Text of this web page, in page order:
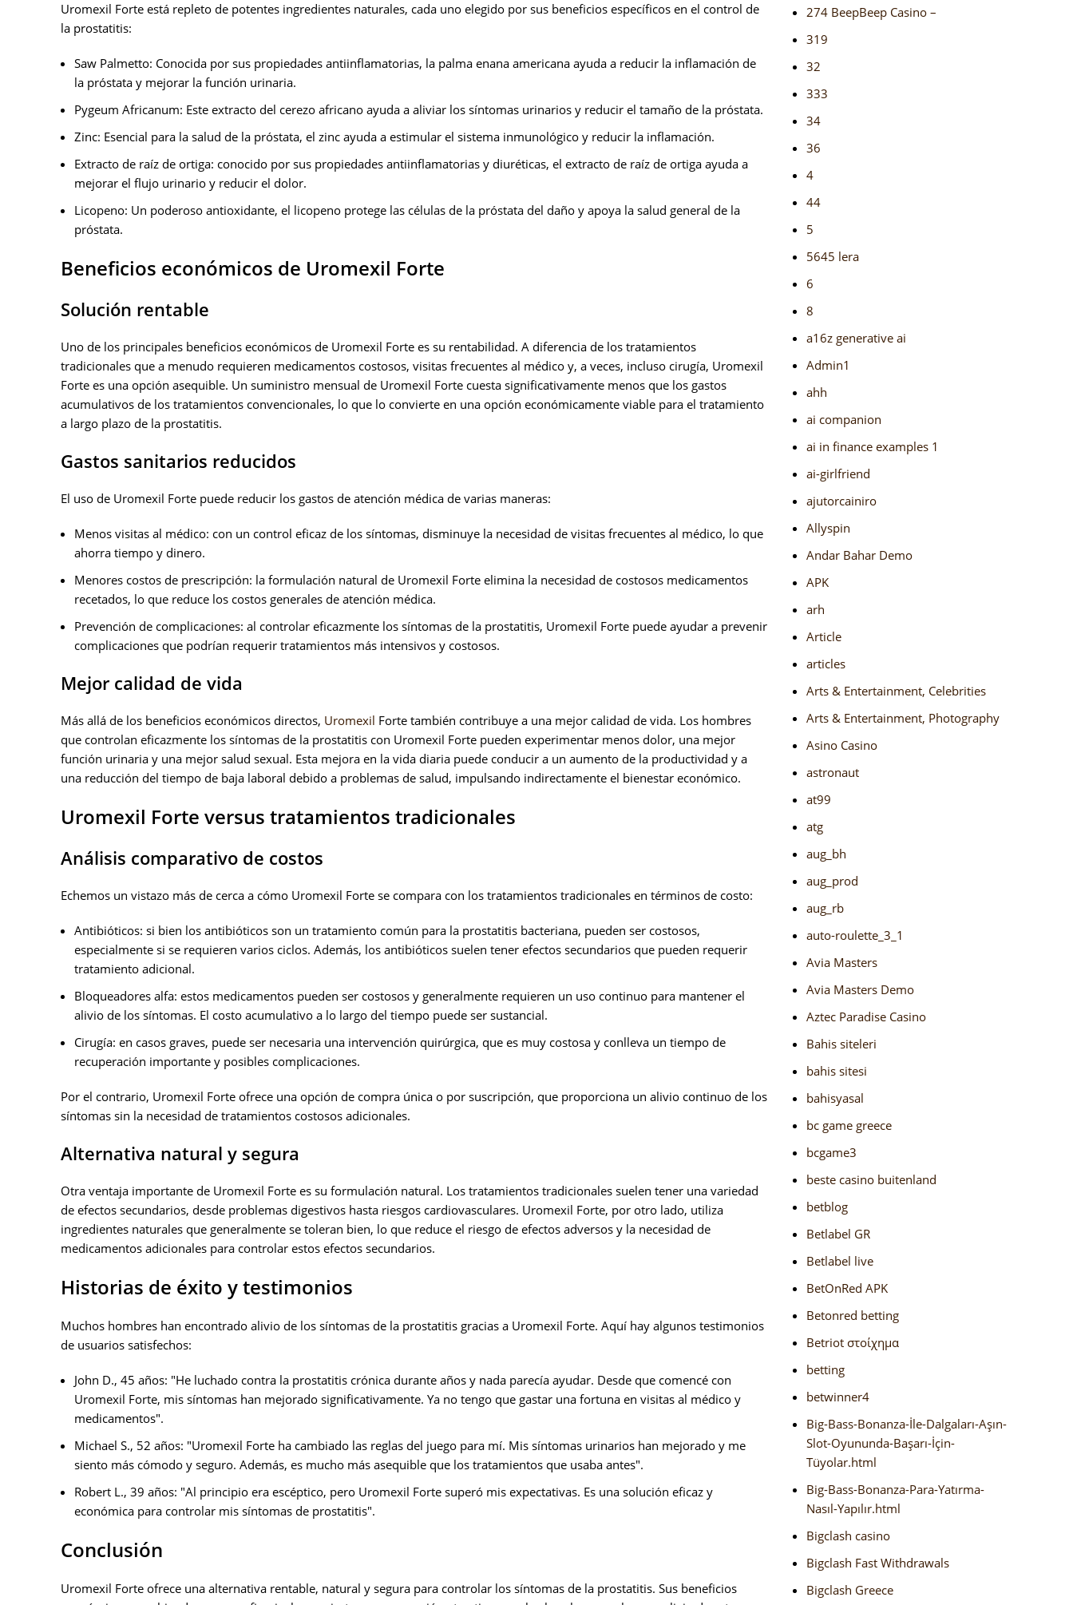
Uromexil Forte está repleto de potentes ingredientes naturales, cada uno elegido por sus beneficios específicos en el control de
la prostatitis:
Saw Palmetto: Conocida por sus propiedades antiinflamatorias, la palma enana americana ayuda a reducir la inflamación de
la próstata y mejorar la función urinaria.
Pygeum Africanum: Este extracto del cerezo africano ayuda a aliviar los síntomas urinarios y reducir el tamaño de la próstata.
Zinc: Esencial para la salud de la próstata, el zinc ayuda a estimular el sistema inmunológico y reducir la inflamación.
Extracto de raíz de ortiga: conocido por sus propiedades antiinflamatorias y diuréticas, el extracto de raíz de ortiga ayuda a
mejorar el flujo urinario y reducir el dolor.
Licopeno: Un poderoso antioxidante, el licopeno protege las células de la próstata del daño y apoya la salud general de la
próstata.
Beneficios económicos de Uromexil Forte
Solución rentable
Uno de los principales beneficios económicos de Uromexil Forte es su rentabilidad. A diferencia de los tratamientos
tradicionales que a menudo requieren medicamentos costosos, visitas frecuentes al médico y, a veces, incluso cirugía, Uromexil
Forte es una opción asequible. Un suministro mensual de Uromexil Forte cuesta significativamente menos que los gastos
acumulativos de los tratamientos convencionales, lo que lo convierte en una opción económicamente viable para el tratamiento
a largo plazo de la prostatitis.
Gastos sanitarios reducidos
El uso de Uromexil Forte puede reducir los gastos de atención médica de varias maneras:
Menos visitas al médico: con un control eficaz de los síntomas, disminuye la necesidad de visitas frecuentes al médico, lo que
ahorra tiempo y dinero.
Menores costos de prescripción: la formulación natural de Uromexil Forte elimina la necesidad de costosos medicamentos
recetados, lo que reduce los costos generales de atención médica.
Prevención de complicaciones: al controlar eficazmente los síntomas de la prostatitis, Uromexil Forte puede ayudar a prevenir
complicaciones que podrían requerir tratamientos más intensivos y costosos.
Mejor calidad de vida
Más allá de los beneficios económicos directos, Uromexil Forte también contribuye a una mejor calidad de vida. Los hombres
que controlan eficazmente los síntomas de la prostatitis con Uromexil Forte pueden experimentar menos dolor, una mejor
función urinaria y una mejor salud sexual. Esta mejora en la vida diaria puede conducir a un aumento de la productividad y a
una reducción del tiempo de baja laboral debido a problemas de salud, impulsando indirectamente el bienestar económico.
Uromexil Forte versus tratamientos tradicionales
Análisis comparativo de costos
Echemos un vistazo más de cerca a cómo Uromexil Forte se compara con los tratamientos tradicionales en términos de costo:
Antibióticos: si bien los antibióticos son un tratamiento común para la prostatitis bacteriana, pueden ser costosos,
especialmente si se requieren varios ciclos. Además, los antibióticos suelen tener efectos secundarios que pueden requerir
tratamiento adicional.
Bloqueadores alfa: estos medicamentos pueden ser costosos y generalmente requieren un uso continuo para mantener el
alivio de los síntomas. El costo acumulativo a lo largo del tiempo puede ser sustancial.
Cirugía: en casos graves, puede ser necesaria una intervención quirúrgica, que es muy costosa y conlleva un tiempo de
recuperación importante y posibles complicaciones.
Por el contrario, Uromexil Forte ofrece una opción de compra única o por suscripción, que proporciona un alivio continuo de los
síntomas sin la necesidad de tratamientos costosos adicionales.
Alternativa natural y segura
Otra ventaja importante de Uromexil Forte es su formulación natural. Los tratamientos tradicionales suelen tener una variedad
de efectos secundarios, desde problemas digestivos hasta riesgos cardiovasculares. Uromexil Forte, por otro lado, utiliza
ingredientes naturales que generalmente se toleran bien, lo que reduce el riesgo de efectos adversos y la necesidad de
medicamentos adicionales para controlar estos efectos secundarios.
Historias de éxito y testimonios
Muchos hombres han encontrado alivio de los síntomas de la prostatitis gracias a Uromexil Forte. Aquí hay algunos testimonios
de usuarios satisfechos:
John D., 45 años: "He luchado contra la prostatitis crónica durante años y nada parecía ayudar. Desde que comencé con
Uromexil Forte, mis síntomas han mejorado significativamente. Ya no tengo que gastar una fortuna en visitas al médico y
medicamentos".
Michael S., 52 años: "Uromexil Forte ha cambiado las reglas del juego para mí. Mis síntomas urinarios han mejorado y me
siento más cómodo y seguro. Además, es mucho más asequible que los tratamientos que usaba antes".
Robert L., 39 años: "Al principio era escéptico, pero Uromexil Forte superó mis expectativas. Es una solución eficaz y
económica para controlar mis síntomas de prostatitis".
Conclusión
Uromexil Forte ofrece una alternativa rentable, natural y segura para controlar los síntomas de la prostatitis. Sus beneficios
274 BeepBeep Casino –
319
32
333
34
36
4
44
5
5645 lera
6
8
a16z generative ai
Admin1
ahh
ai companion
ai in finance examples 1
ai-girlfriend
ajutorcainiro
Allyspin
Andar Bahar Demo
APK
arh
Article
articles
Arts & Entertainment, Celebrities
Arts & Entertainment, Photography
Asino Casino
astronaut
at99
atg
aug_bh
aug_prod
aug_rb
auto-roulette_3_1
Avia Masters
Avia Masters Demo
Aztec Paradise Casino
Bahis siteleri
bahis sitesi
bahisyasal
bc game greece
bcgame3
beste casino buitenland
betblog
Betlabel GR
Betlabel live
BetOnRed APK
Betonred betting
Betriot στοίχημα
betting
betwinner4
Big-Bass-Bonanza-İle-Dalgaları-Aşın-
Slot-Oyununda-Başarı-İçin-
Tüyolar.html
Big-Bass-Bonanza-Para-Yatırma-
Nasıl-Yapılır.html
Bigclash casino
Bigclash Fast Withdrawals
Bigclash Greece